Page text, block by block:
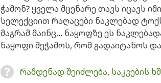
ჭამონ? ყველა მცენარე თავს იცავს
სელექციით რაღაცები ნაკლებად
მაგრამ მაინც... ნაყოფზე ეს
ნაყოფი შეჭამოს, რომ გადაიტანოს
რამდენად შეიძლება, საკვების